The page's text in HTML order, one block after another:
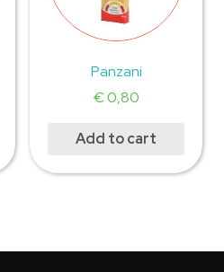
Panzani
€0,80
Add to cart